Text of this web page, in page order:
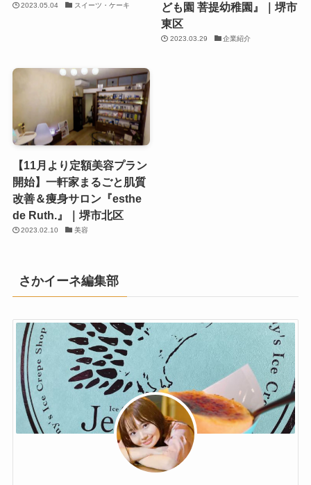
2023.05.04 スイーツ・ケーキ
ども園 菩提幼稚園』｜堺市
東区
2023.03.29 企業紹介
【11月より定額美容プラン
開始】一軒家まるごと肌質
改善＆痩身サロン『esthe
de Ruth.』｜堺市北区
2023.02.10 美容
さかイーネ編集部